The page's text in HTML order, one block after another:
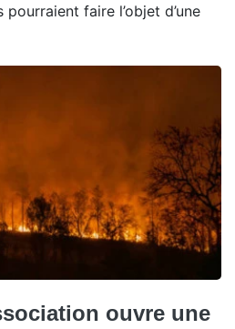
faire l’objet d’une
ouvre une